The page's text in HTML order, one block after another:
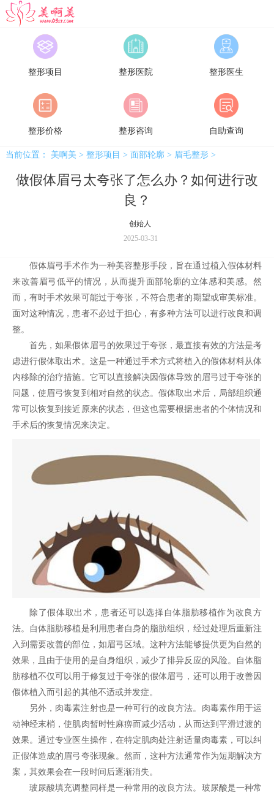
美啊美
整形项目 整形医院 整形医生
整形价格 整形咨询 自助查询
当前位置： 美啊美 > 整形项目 > 面部轮廓 > 眉毛整形>
做假体眉弓太夸张了怎么办？如何进行改
良？
创始人
2025-03-31
假体眉弓手术作为一种美容整形手段，旨在通过植入假体材料
来改善眉弓低平的情况，从而提升面部轮廓的立体感和美感。然
而，有时手术效果可能过于夸张，不符合患者的期望或审美标准。
面对这种情况，患者不必过于担心，有多种方法可以进行改良和调
整。
首先，如果假体眉弓的效果过于夸张，最直接有效的方法是考
虑进行假体取出术。这是一种通过手术方式将植入的假体材料从体
内移除的治疗措施。它可以直接解决因假体导致的眉弓过于夸张的
问题，使眉弓恢复到相对自然的状态。假体取出术后，局部组织通
常可以恢复到接近原来的状态，但这也需要根据患者的个体情况和
手术后的恢复情况来决定。
除了假体取出术，患者还可以选择自体脂肪移植作为改良方
法。自体脂肪移植是利用患者自身的脂肪组织，经过处理后重新注
入到需要改善的部位，如眉弓区域。这种方法能够提供更为自然的
效果，且由于使用的是自身组织，减少了排异反应的风险。自体脂
肪移植不仅可以用于修复过于夸张的假体眉弓，还可以用于改善因
假体植入而引起的其他不适或并发症。
另外，肉毒素注射也是一种可行的改良方法。肉毒素作用于运
动神经末梢，使肌肉暂时性麻痹而减少活动，从而达到平滑过渡的
效果。通过专业医生操作，在特定肌肉处注射适量肉毒素，可以纠
正假体造成的眉弓夸张现象。然而，这种方法通常作为短期解决方
案，其效果会在一段时间后逐渐消失。
玻尿酸填充调整同样是一种常用的改良方法。玻尿酸是一种常